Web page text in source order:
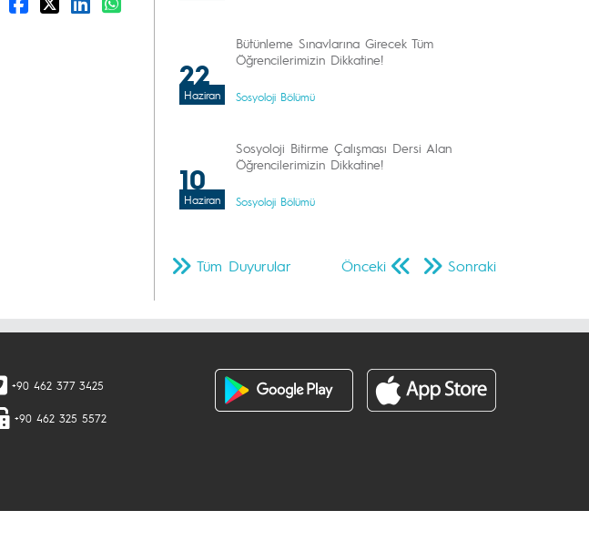
22
Haziran
Bütünleme Sınavlarına Girecek Tüm
Öğrencilerimizin Dikkatine!
Sosyoloji Bölümü
10
Haziran
Sosyoloji Bitirme Çalışması Dersi Alan
Öğrencilerimizin Dikkatine!
Sosyoloji Bölümü
Önceki Sonraki
Tüm Duyurular
+90 462 377 3425
+90 462 325 5572